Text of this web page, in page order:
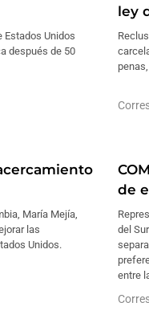
Estados Unidos
después de 50
ley
María Mejía,
las
Unidos.
de
del
entre